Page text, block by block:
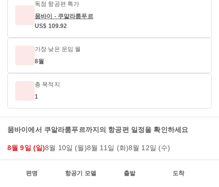
독점 항공편 특가
뭄바이 - 쿠알라룸푸르
US$ 109.92
가장 낮은 운임 월
8월
총 목적지
1
뭄바이에서 쿠알라룸푸르까지의 항공편 일정을 확인하세요
8월 9일 (일)8월 10일 (월)8월 11일 (화)8월 12일 (수)
편명 항공기 모델 출발 도착